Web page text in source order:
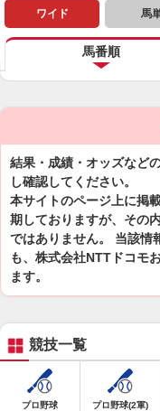
ワイド 馬
馬番順
結果・成績・オッズなど
し確認してください。
本サイトのページ上に掲
期しておりますが、その
ではありません。 当該情
も、株式会社NTTドコモ
ます。
競技一覧
プロ野球 プロ野球(2軍)